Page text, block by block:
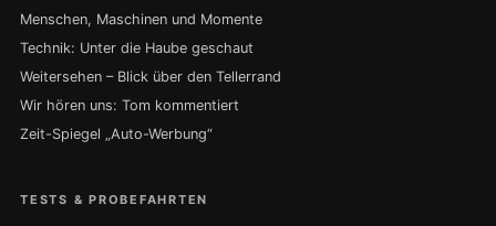
Menschen, Maschinen und Momente
Technik: Unter die Haube geschaut
Weitersehen – Blick über den Tellerrand
Wir hören uns: Tom kommentiert
Zeit-Spiegel „Auto-Werbung“
TESTS & PROBEFAHRTEN